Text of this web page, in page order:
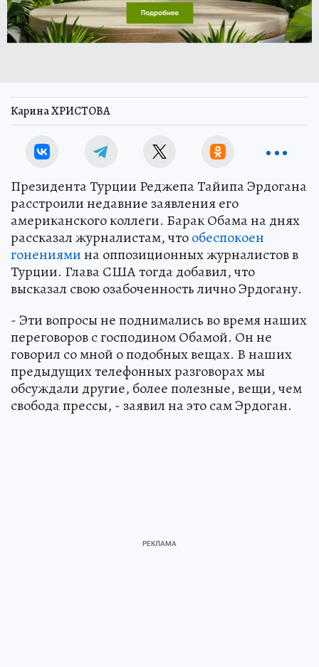
Карина ХРИСТОВА
Президента Турции Реджепа Тайипа Эрдогана
расстроили недавние заявления его
американского коллеги. Барак Обама на днях
рассказал журналистам, чтообеспокоен
гонениямина оппозиционных журналистов в
Турции. Глава США тогда добавил, что
высказал свою озабоченность лично Эрдогану.
- Эти вопросы не поднимались во время наших
переговоров с господином Обамой. Он не
говорил со мной о подобных вещах. В наших
предыдущих телефонных разговорах мы
обсуждали другие, более полезные, вещи, чем
свобода прессы, - заявил на это сам Эрдоган.